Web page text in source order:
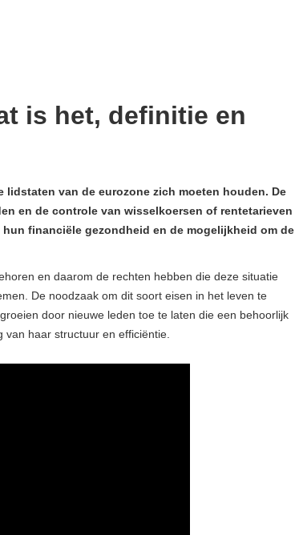
is het, definitie en
lidstaten van de eurozone zich moeten houden. De
en de controle van wisselkoersen of rentetarieven
financiële gezondheid en de mogelijkheid om de
en daarom de rechten hebben die deze situatie
De noodzaak om dit soort eisen in het leven te
door nieuwe leden toe te laten die een behoorlijk
haar structuur en efficiëntie.